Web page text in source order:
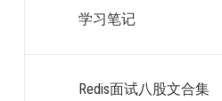
学习笔记
Redis面试八股文合集